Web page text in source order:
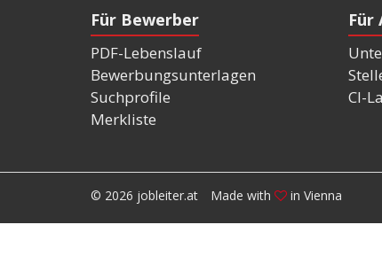
Für Bewerber
PDF-Lebenslauf
Bewerbungsunterlagen
Suchprofile
Merkliste
Für
CI-
© 2026 jobleiter.at Made with in Vienna